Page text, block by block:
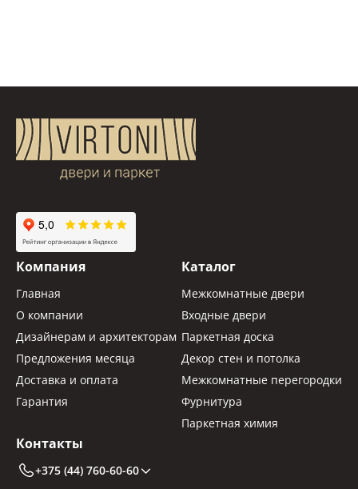
Компания
Главная
О компании
Дизайнерам и архитекторам
Предложения месяца
Доставка и оплата
Гарантия
Каталог
Межкомнатные двери
Входные двери
Паркетная доска
Декор стен и потолка
Межкомнатные перегородки
Фурнитура
Паркетная химия
Контакты
+375 (44) 760-60-60